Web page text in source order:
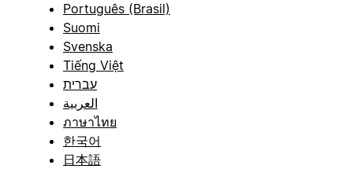
Português (Brasil)
Suomi
Svenska
Tiếng Việt
עברית
العربية
ภาษาไทย
한국어
日本語